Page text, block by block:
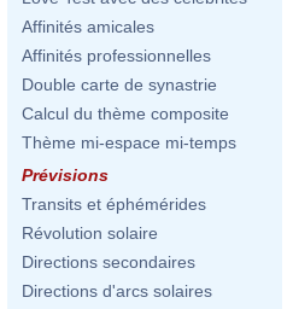
Affinités amicales
Affinités professionnelles
Double carte de synastrie
Calcul du thème composite
Thème mi-espace mi-temps
Prévisions
Transits et éphémérides
Révolution solaire
Directions secondaires
Directions d'arcs solaires